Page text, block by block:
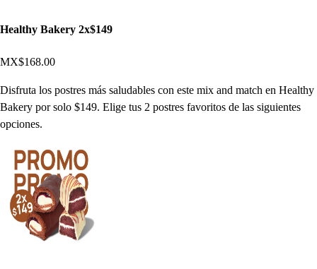
Healthy Bakery 2x$149
MX$168.00
Disfruta los postres más saludables con este mix and match en Healthy
Bakery por solo $149. Elige tus 2 postres favoritos de las siguientes
opciones.